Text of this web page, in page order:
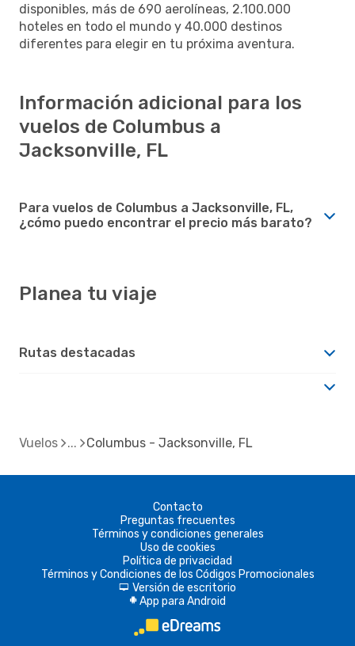
disponibles, más de 690 aerolíneas, 2.100.000
hoteles en todo el mundo y 40.000 destinos
diferentes para elegir en tu próxima aventura.
Información adicional para los
vuelos de Columbus a
Jacksonville, FL
Para vuelos de Columbus a Jacksonville, FL,
¿cómo puedo encontrar el precio más barato?
Planea tu viaje
Rutas destacadas
Vuelos Columbus - Jacksonville, FL
Contacto
Preguntas frecuentes
Términos y condiciones generales
Uso de cookies
Política de privacidad
Términos y Condiciones de los Códigos Promocionales
d Versión de escritorio
A App para Android